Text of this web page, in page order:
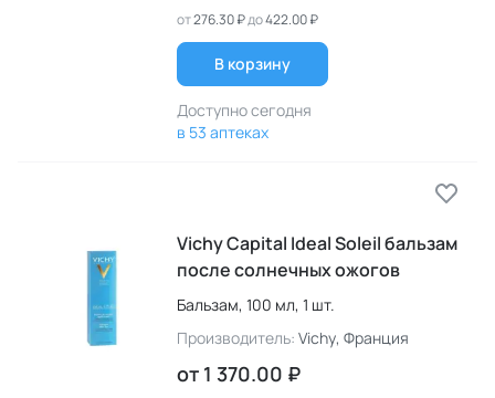
от276.30 ₽до422.00 ₽
В корзину
Доступно сегодня
в 53 аптеках
Vichy Capital Ideal Soleil бальзам
после солнечных ожогов
Бальзам, 100 мл, 1 шт.
Производитель: Vichy, Франция
от 1 370.00 ₽